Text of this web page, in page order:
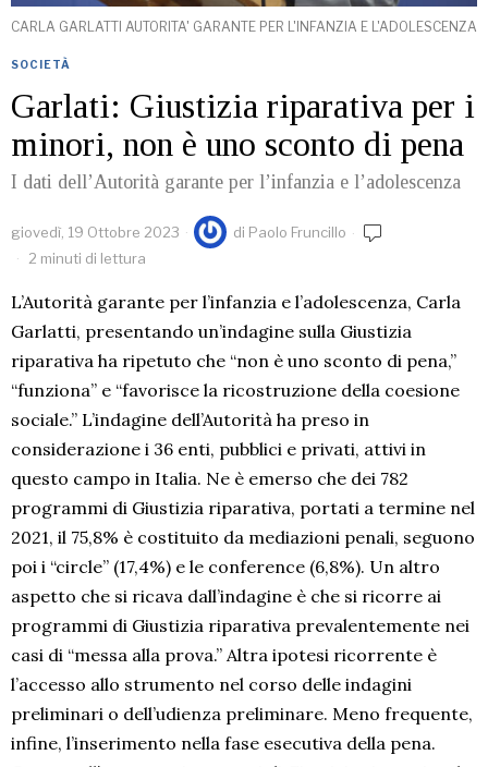
CARLA GARLATTI AUTORITA' GARANTE PER L'INFANZIA E L'ADOLESCENZA
SOCIETÀ
Garlati: Giustizia riparativa per i
minori, non è uno sconto di pena
I dati dell’Autorità garante per l’infanzia e l’adolescenza
giovedì, 19 Ottobre 2023 di Paolo Fruncillo
2 minuti di lettura
L’Autorità garante per l’infanzia e l’adolescenza, Carla
Garlatti, presentando un’indagine sulla Giustizia
riparativa ha ripetuto che “non è uno sconto di pena,”
“funziona” e “favorisce la ricostruzione della coesione
sociale.” L’indagine dell’Autorità ha preso in
considerazione i 36 enti, pubblici e privati, attivi in
questo campo in Italia. Ne è emerso che dei 782
programmi di Giustizia riparativa, portati a termine nel
2021, il 75,8% è costituito da mediazioni penali, seguono
poi i “circle” (17,4%) e le conference (6,8%). Un altro
aspetto che si ricava dall’indagine è che si ricorre ai
programmi di Giustizia riparativa prevalentemente nei
casi di “messa alla prova.” Altra ipotesi ricorrente è
l’accesso allo strumento nel corso delle indagini
preliminari o dell’udienza preliminare. Meno frequente,
infine, l’inserimento nella fase esecutiva della pena.